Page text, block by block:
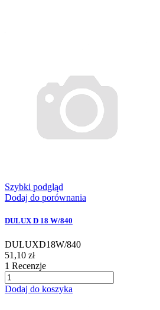
Szybki podgląd
Dodaj do porównania
DULUX D 18 W/840
DULUXD18W/840
51,10 zł
1 Recenzje
Dodaj do koszyka